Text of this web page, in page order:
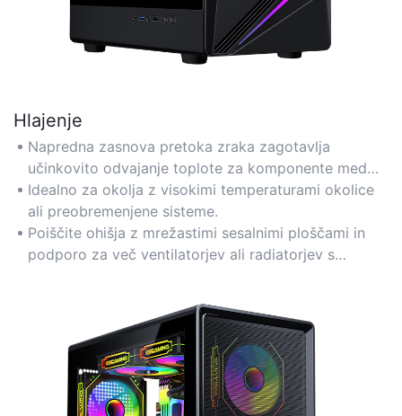
Hlajenje
Napredna zasnova pretoka zraka zagotavlja
učinkovito odvajanje toplote za komponente med
intenzivnimi igralnimi sejami.
Idealno za okolja z visokimi temperaturami okolice
ali preobremenjene sisteme.
Poiščite ohišja z mrežastimi sesalnimi ploščami in
podporo za več ventilatorjev ali radiatorjev s